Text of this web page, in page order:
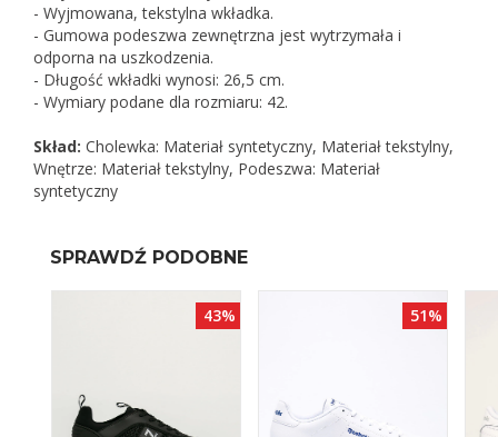
- Wyjmowana, tekstylna wkładka.
- Gumowa podeszwa zewnętrzna jest wytrzymała i
odporna na uszkodzenia.
- Długość wkładki wynosi: 26,5 cm.
- Wymiary podane dla rozmiaru: 42.
Skład: Cholewka: Materiał syntetyczny, Materiał tekstylny,
Wnętrze: Materiał tekstylny, Podeszwa: Materiał
syntetyczny
SPRAWDŹ PODOBNE
43% 51%